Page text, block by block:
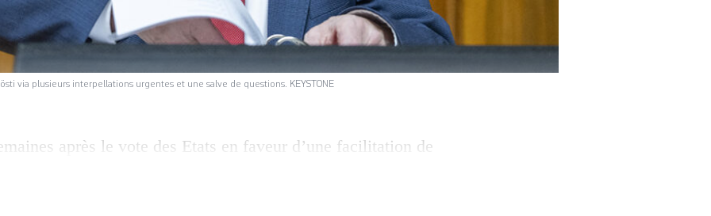
via plusieurs interpellations urgentes et une salve de questions. KEYSTONE
après le vote des Etats en faveur d’une facilitation de